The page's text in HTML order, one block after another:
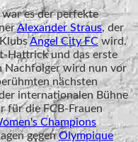
war es der perfekte
Alexander Straus, der
Angel City FCwird.
Hattrick und das erste
Nachfolger wird nun vor
nächsten
internationalen Bühne
für die FCB-Frauen
Champions
gegenOlympique